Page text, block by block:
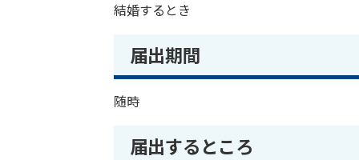
結婚するとき
届出期間
随時
届出するところ